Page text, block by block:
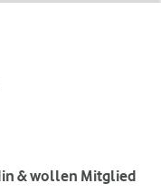
& wollen Mitglied